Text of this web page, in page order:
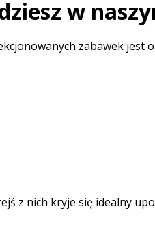
w
zabawek
z nich kryje się idealny